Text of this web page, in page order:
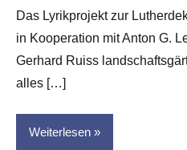
Leitner
Das Lyrikprojekt zur
in Kooperation mit Anton G.
Gerhard Ruiss
alles […]
Weiterlesen